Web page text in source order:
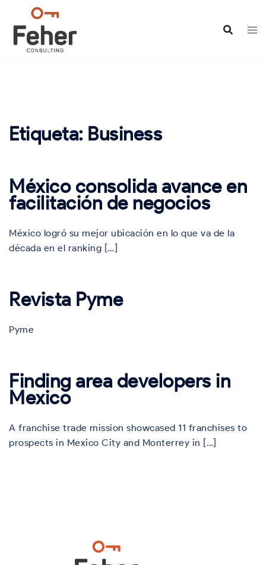
contenido
Etiqueta: Business
México consolida avance en
facilitación de negocios
México logró su mejor ubicación en lo que va de la
década en el ranking […]
Revista Pyme
Pyme
Finding area developers in
Mexico
A franchise trade mission showcased 11 franchises to
prospects in Mexico City and Monterrey in […]